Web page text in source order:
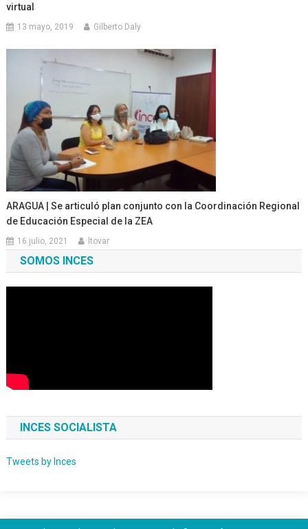
virtual
13 mayo, 2019 Gilberto Daly
ARAGUA | Se articuló plan conjunto con la Coordinación Regional
de Educación Especial de la ZEA
16 julio, 2021 ltovar
SOMOS INCES
INCES SOCIALISTA
Tweets by Inces